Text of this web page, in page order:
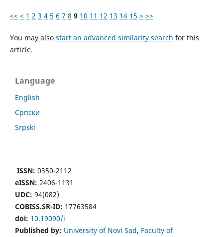
<< < 1 2 3 4 5 6 7 8 9 10 11 12 13 14 15 > >>
You may also start an advanced similarity search for this
article.
Language
English
Cрпски
Srpski
ISSN: 0350-2112
eISSN: 2406-1131
UDC: 94(082)
COBISS.SR-ID: 17763584
doi: 10.19090/i
Published by: University of Novi Sad, Faculty of